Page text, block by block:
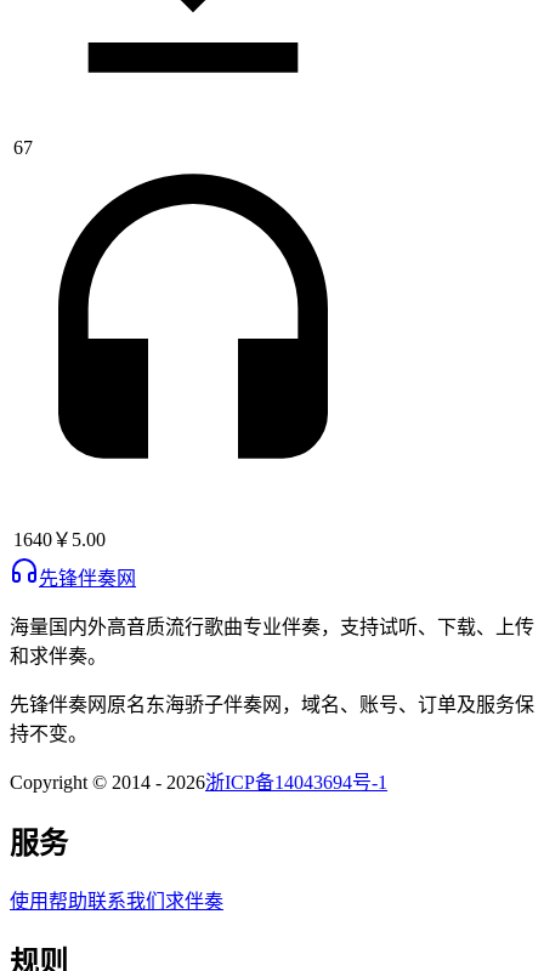
67
1640￥5.00
先锋伴奏网
海量国内外高音质流行歌曲专业伴奏，支持试听、下载、上传
和求伴奏。
先锋伴奏网 原名东海骄子伴奏网 ，域名、账号、订单及服务保
持不变。
Copyright © 2014 - 2026浙ICP备14043694号-1
服务
使用帮助联系我们 求伴奏
规则